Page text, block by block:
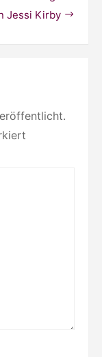
Jessi Kirby